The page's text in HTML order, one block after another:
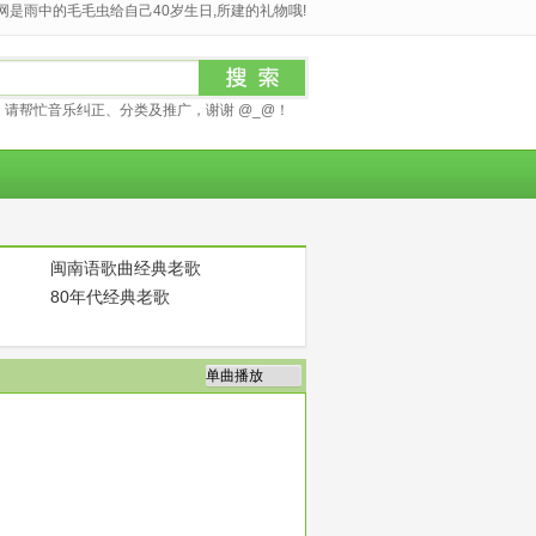
是雨中的毛毛虫给自己40岁生日,所建的礼物哦!
帮忙音乐纠正、分类及推广，谢谢 @_@！
闽南语歌曲经典老歌
80年代经典老歌